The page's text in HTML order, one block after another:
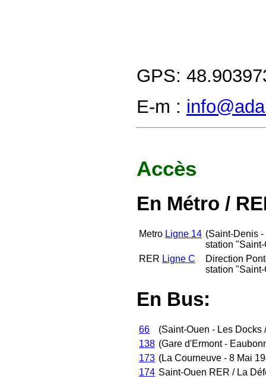
GPS:
E-m :
Accès
En Métro /
Metro Ligne 14 (Saint-Denis
station
RER Ligne C
Direction
station
En Bus:
66
(Saint-Ouen - Les Docks
138 (Gare d'Ermont -
173 (La Courneuve - 8 Mai
174 Saint-Ouen RER / La